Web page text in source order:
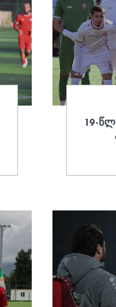
19-